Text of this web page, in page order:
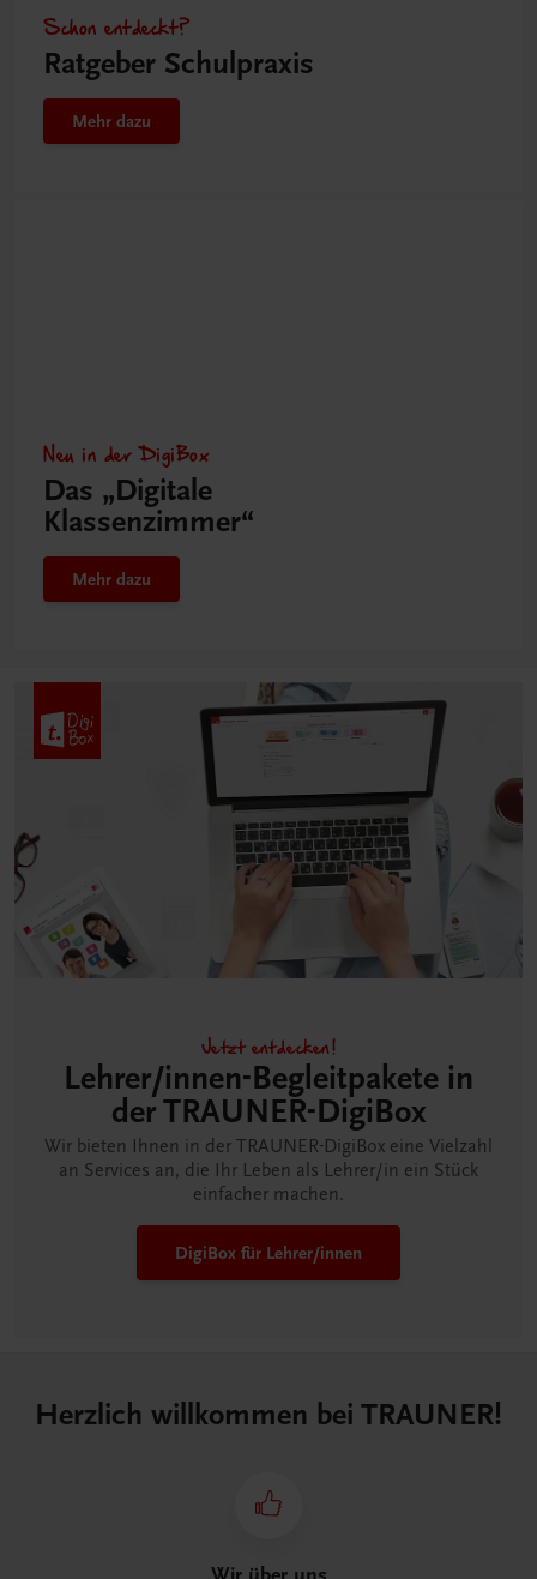
Schon entdeckt?
Ratgeber Schulpraxis
Mehr dazu
Neu in der DigiBox
Das „Digitale
Klassenzimmer“
Mehr dazu
Jetzt entdecken!
Lehrer/innen-Begleitpakete in
der TRAUNER-DigiBox
Wir bieten Ihnen in der TRAUNER-DigiBox eine Vielzahl
an Services an, die Ihr Leben als Lehrer/in ein Stück
einfacher machen.
DigiBox für Lehrer/innen
Herzlich willkommen bei TRAUNER!